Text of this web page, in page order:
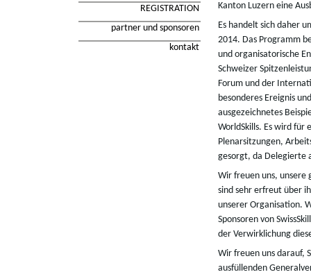
Kanton Luzern eine
Es handelt sich daher
2014. Das Programm
und organisatorische
Schweizer
Forum und der
besonderes Ereignis
ausgezeichnetes
WorldSkills. Es wird
Plenarsitzungen,
gesorgt, da Delegierte
Wir freuen uns, unsere
sind sehr erfreut über
unserer Organisation.
Sponsoren von
der Verwirklichung
Wir freuen uns darauf,
ausfüllenden
REGISTRATION
partner und sponsoren
kontakt